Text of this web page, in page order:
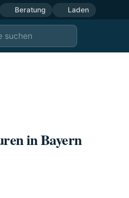
Beratung Laden
in Bayern